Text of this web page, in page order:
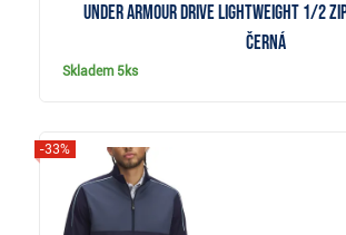
Under Armour Drive Lightweight 1/2
černá
Skladem 5ks
-33%